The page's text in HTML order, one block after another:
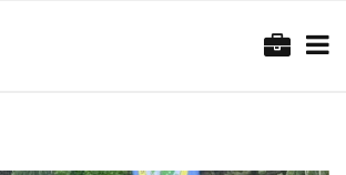
narzędzi